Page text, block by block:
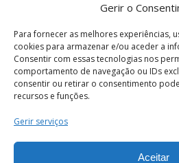
Gerir o
Para fornecer as melhores experiências,
cookies para armazenar e/ou aceder a
Consentir com essas tecnologias nos
comportamento de navegação ou IDs
consentir ou retirar o consentimento
recursos e funções.
Gerir serviços
Aceitar
Termos e Condições